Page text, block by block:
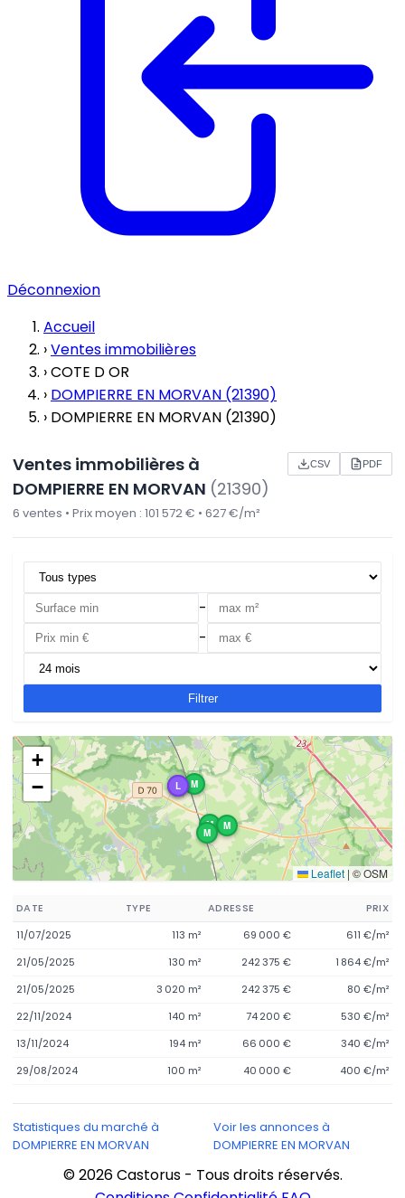
Déconnexion
Accueil
›Ventes immobilières
›COTE D OR
› DOMPIERRE EN MORVAN (21390)
› DOMPIERRE EN MORVAN (21390)
Ventes immobilières à
DOMPIERRE EN MORVAN (21390)
6 ventes • Prix moyen : 101 572 € • 627 €/m²
CSV PDF
-
-
Filtrer
DATE TYPE ADRESSE
PRIX
11/07/2025
113 m² 69 000 €
611 €/m²
21/05/2025
130 m² 242 375 €
1 864 €/m²
21/05/2025
3 020 m² 242 375 €
80 €/m²
22/11/2024
140 m² 74 200 €
530 €/m²
13/11/2024
194 m² 66 000 €
340 €/m²
29/08/2024
100 m² 40 000 € 400 €/m²
M
M
L M
M
M
+
−
Leaflet | © OSM
Statistiques du marché à
DOMPIERRE EN MORVAN
Voir les annonces à
DOMPIERRE EN MORVAN
© 2026 Castorus - Tous droits réservés.